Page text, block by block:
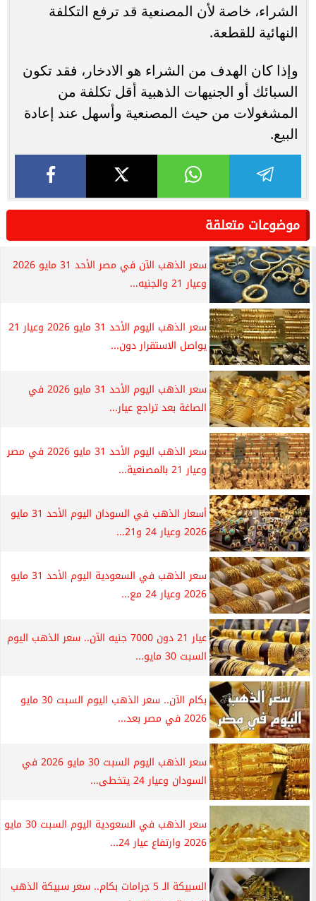
الشراء، خاصة لأن المصنعية قد ترفع التكلفة
النهائية للقطعة.
وإذا كان الهدف من الشراء هو الادخار، فقد تكون
السبائك أو الجنيهات الذهبية أقل تكلفة من
المشغولات من حيث المصنعية وأسهل عند إعادة
البيع.
موضوعات متعلقة
سعر الذهب الآن في مصر الأحد 31 مايو 2026
وعيار 21 والجنيه...
سعر الذهب اليوم الأحد 31 مايو 2026 وعيار 21
يواصل الاستقرار دون...
سعر الذهب اليوم الأحد 31 مايو 2026 في
الصاغة بعد تراجع عيار...
سعر الذهب اليوم الأحد 31 مايو 2026 في مصر
وعيار 21 بالمصنعية...
أسعار الذهب في السودان اليوم الأحد 31 مايو
2026 وعيار 24 و21...
سعر الذهب في السعودية اليوم الأحد 31 مايو
2026 وعيار 24 مع...
عيار 21 دون 7000 جنيه الآن.. سعر الذهب اليوم
السبت 30 مايو...
بكام الآن.. سعر الذهب اليوم السبت 30 مايو
2026 في مصر بعد...
سعر الذهب اليوم السبت 30 مايو 2026 في
السودان وعيار 24 يتخطى...
سعر الذهب في السعودية اليوم السبت 30 مايو
2026 وارتفاع عيار 24...
السبيكة الـ 5 جرامات بكام.. سعر سبيكة الذهب